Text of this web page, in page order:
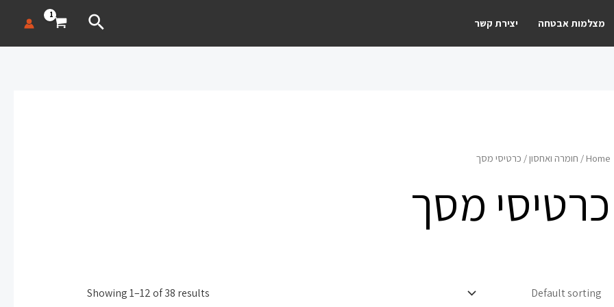
מצלמות אבטחה יצירת קשר חיפוש
Home
/ חומרה ואחסון/ כרטיסי מסך
כרטיסי מסך
Showing 1–12 of 38 results